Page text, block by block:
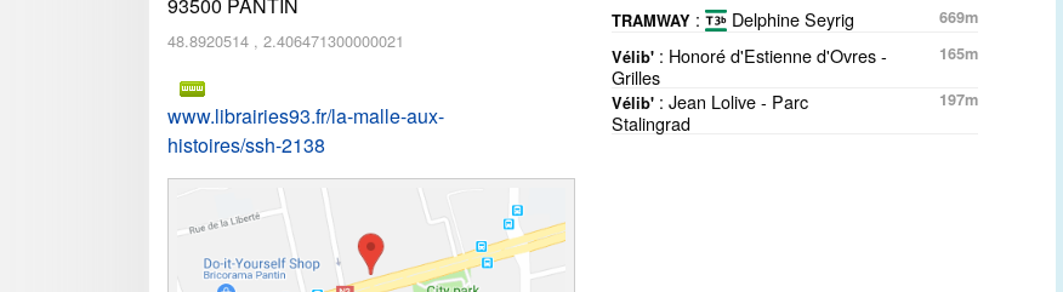
48.8920514 , 2.406471300000021
www.librairies93.fr/la-malle-aux-
histoires/ssh-2138
TRAMWAY : Delphine Seyrig
669m
Vélib' : Honoré d'Estienne d'Ovres -
Grilles
165m
Vélib' : Jean Lolive - Parc
Stalingrad
197m